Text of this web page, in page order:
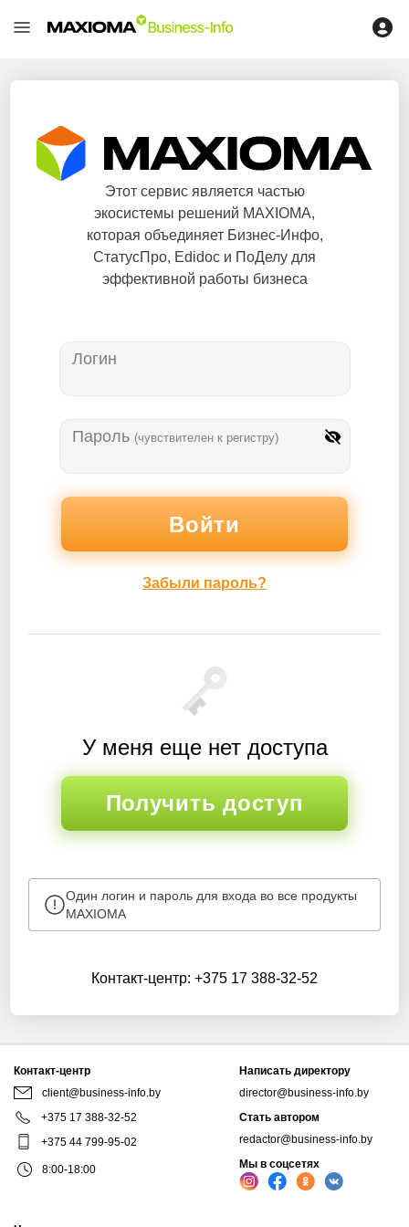
Этот сервис является частью
экосистемы решений MAXIOMA,
которая объединяет Бизнес-Инфо,
СтатусПро, Edidoc и ПоДелу для
эффективной работы бизнеса
Логин
Пароль (чувствителен к регистру)
Забыли пароль?
У меня еще нет доступа
Получить доступ
Один логин и пароль для входа во все продукты
MAXIOMA
Контакт-центр: +375 17 388-32-52
Контакт-центр
client@business-info.by
+375 17 388-32-52
+375 44 799-95-02
8:00-18:00
Написать директору
director@business-info.by
Стать автором
redactor@business-info.by
Мы в соцсетях